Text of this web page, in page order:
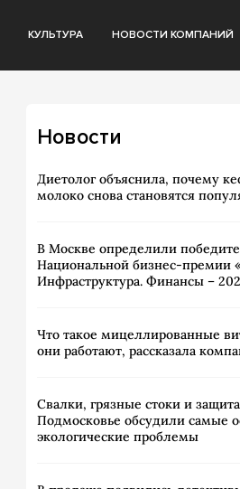
КУЛЬТУРА НОВОСТИ КОМПАНИЙ
Новости
Диетолог объяснила, почему
молоко снова становятся
В Москве определили
Национальной бизнес-премии
Инфраструктура. Финансы –
Что такое мицеллированные
они работают, рассказала
Свалки, грязные стоки и
Подмосковье обсудили самые
экологические проблемы